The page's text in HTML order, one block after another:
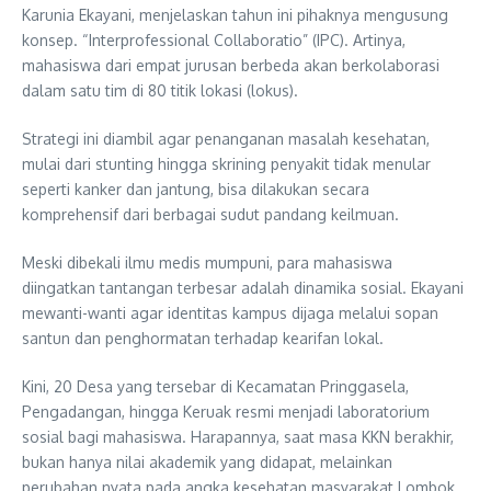
Karunia Ekayani, menjelaskan tahun ini pihaknya mengusung
konsep. “Interprofessional Collaboratio” (IPC). Artinya,
mahasiswa dari empat jurusan berbeda akan berkolaborasi
dalam satu tim di 80 titik lokasi (lokus).
Strategi ini diambil agar penanganan masalah kesehatan,
mulai dari stunting hingga skrining penyakit tidak menular
seperti kanker dan jantung, bisa dilakukan secara
komprehensif dari berbagai sudut pandang keilmuan.
Meski dibekali ilmu medis mumpuni, para mahasiswa
diingatkan tantangan terbesar adalah dinamika sosial. Ekayani
mewanti-wanti agar identitas kampus dijaga melalui sopan
santun dan penghormatan terhadap kearifan lokal.
Kini, 20 Desa yang tersebar di Kecamatan Pringgasela,
Pengadangan, hingga Keruak resmi menjadi laboratorium
sosial bagi mahasiswa. Harapannya, saat masa KKN berakhir,
bukan hanya nilai akademik yang didapat, melainkan